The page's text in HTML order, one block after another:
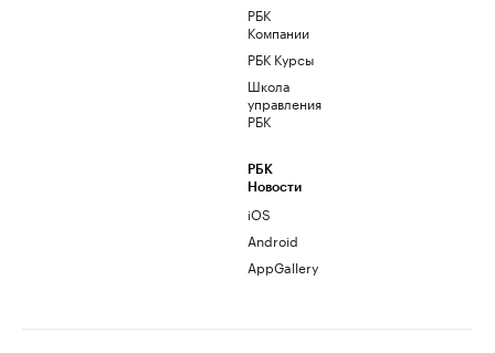
РБК
Компании
РБК Курсы
Школа
управления
РБК
РБК
Новости
iOS
Android
AppGallery